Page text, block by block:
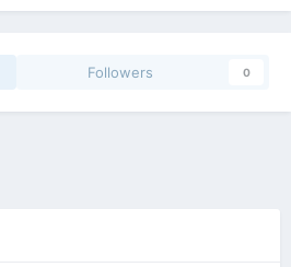
Followers 0